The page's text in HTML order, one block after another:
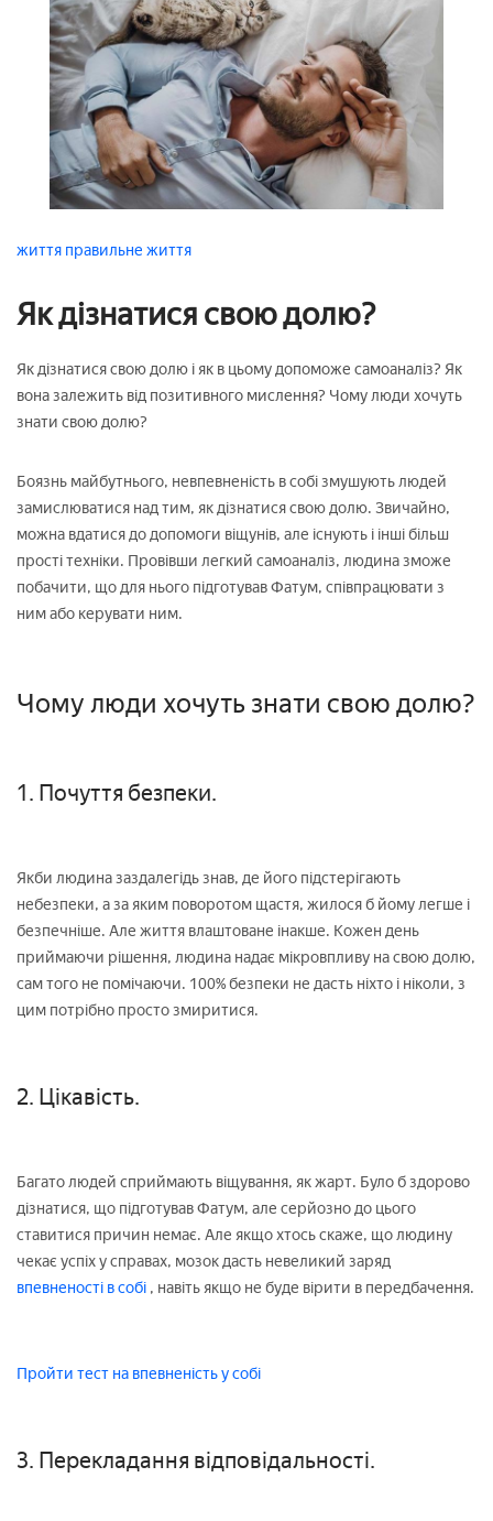
життя правильне життя
Як дізнатися свою долю?
Як дізнатися свою долю і як в цьому допоможе самоаналіз? Як
вона залежить від позитивного мислення? Чому люди хочуть
знати свою долю?
Боязнь майбутнього, невпевненість в собі змушують людей
замислюватися над тим, як дізнатися свою долю. Звичайно,
можна вдатися до допомоги віщунів, але існують і інші більш
прості техніки. Провівши легкий самоаналіз, людина зможе
побачити, що для нього підготував Фатум, співпрацювати з
ним або керувати ним.
Чому люди хочуть знати свою долю?
1. Почуття безпеки.
Якби людина заздалегідь знав, де його підстерігають
небезпеки, а за яким поворотом щастя, жилося б йому легше і
безпечніше. Але життя влаштоване інакше. Кожен день
приймаючи рішення, людина надає мікровпливу на свою долю,
сам того не помічаючи. 100% безпеки не дасть ніхто і ніколи, з
цим потрібно просто змиритися.
2. Цікавість.
Багато людей сприймають віщування, як жарт. Було б здорово
дізнатися, що підготував Фатум, але серйозно до цього
ставитися причин немає. Але якщо хтось скаже, що людину
чекає успіх у справах, мозок дасть невеликий заряд
впевненості в собі , навіть якщо не буде вірити в передбачення.
Пройти тест на впевненість у собі
3. Перекладання відповідальності.